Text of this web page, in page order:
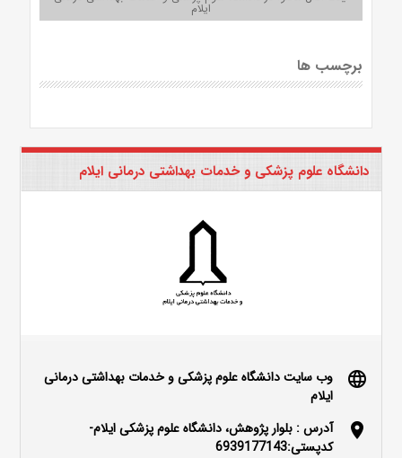
ایلام
برچسب ها
دانشگاه علوم پزشکی و خدمات بهداشتی درمانی ایلام
language
وب سایت دانشگاه علوم پزشکی و خدمات بهداشتی درمانی
ایلام
location_on
آدرس : بلوار پژوهش، دانشگاه علوم پزشکی ایلام-
کدپستی:6939177143